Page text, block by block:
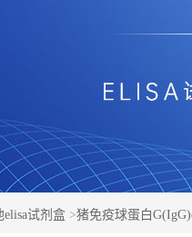
elisa试剂盒 >猪免疫球蛋白